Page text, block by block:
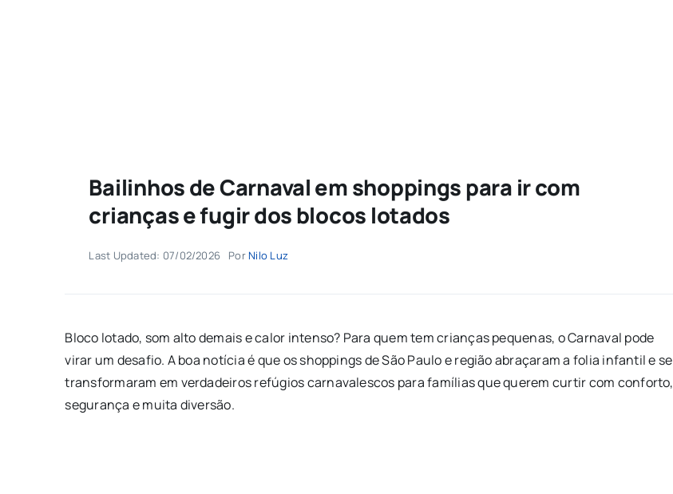
Bailinhos de Carnaval em shoppings para ir com
crianças e fugir dos blocos lotados
Last Updated: 07/02/2026 PorNilo Luz
Bloco lotado, som alto demais e calor intenso? Para quem tem crianças pequenas, o Carnaval pode
virar um desafio. A boa notícia é que os shoppings de São Paulo e região abraçaram a folia infantil e se
transformaram em verdadeiros refúgios carnavalescos para famílias que querem curtir com conforto,
segurança e muita diversão.